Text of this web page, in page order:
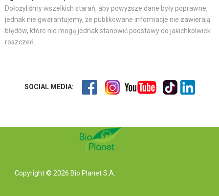
Dołożyliśmy wszelkich starań, aby powyższe dane były poprawne,
jednak nie gwarantujemy, że publikowane informacje nie zawierają
błędów, które nie mogą jednak stanowić podstawy do jakichkolwiek
roszczeń.
SOCIAL MEDIA:
Copyright © 2026 Bio Planet S.A.